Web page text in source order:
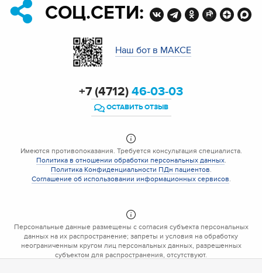
СОЦ.СЕТИ:
Наш бот в МАКСЕ
+7 (4712)46-03-03
ОСТАВИТЬ ОТЗЫВ
Имеются противопоказания. Требуется консультация специалиста.
Политика в отношении обработки персональных данных.
Политика Конфиденциальности ПДн пациентов
Соглашение об использовании информационных сервисов
Персональные данные размещены с согласия субъекта персональных
данных на их распространение; запреты и условия на обработку
неограниченным кругом лиц персональных данных, разрешенных
субъектом для распространения, отсутствуют.